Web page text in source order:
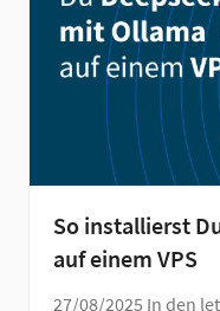
So installierst
auf einem VPS
27/08/2025 In den